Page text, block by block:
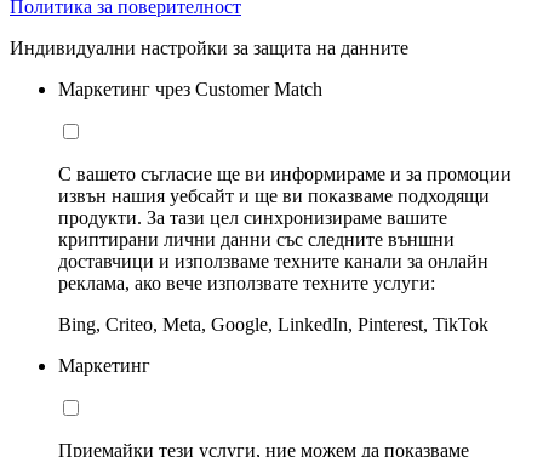
Политика за поверителност
Индивидуални настройки за защита на данните
Маркетинг чрез Customer Match
С вашето съгласие ще ви информираме и за промоции
извън нашия уебсайт и ще ви показваме подходящи
продукти. За тази цел синхронизираме вашите
криптирани лични данни със следните външни
доставчици и използваме техните канали за онлайн
реклама, ако вече използвате техните услуги:
Bing, Criteo, Meta, Google, LinkedIn, Pinterest, TikTok
Маркетинг
Приемайки тези услуги, ние можем да показваме